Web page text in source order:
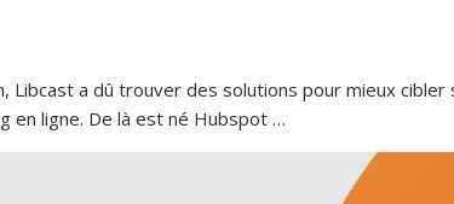
Libcast a dû trouver des solutions pour mieux cibler
en ligne. De là est né Hubspot …